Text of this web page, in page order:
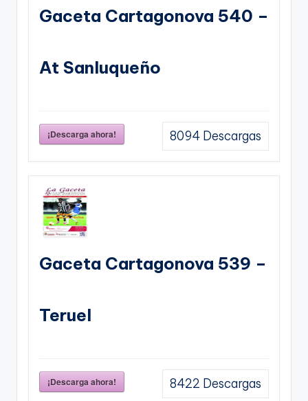
Gaceta Cartagonova 540 –
At Sanluqueño
¡Descarga ahora! 8094 Descargas
Gaceta Cartagonova 539 –
Teruel
¡Descarga ahora! 8422 Descargas